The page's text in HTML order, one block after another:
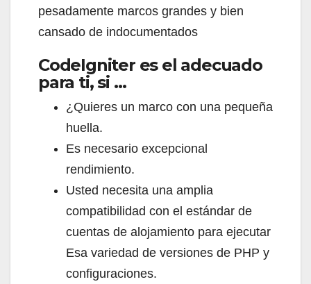
pesadamente marcos grandes y bien
cansado de indocumentados
CodeIgniter es el adecuado
para ti, si …
¿Quieres un marco con una pequeña
huella.
Es necesario excepcional
rendimiento.
Usted necesita una amplia
compatibilidad con el estándar de
cuentas de alojamiento para ejecutar
Esa variedad de versiones de PHP y
configuraciones.